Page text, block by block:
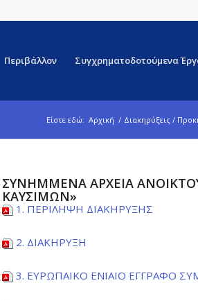
Περιβάλλον Συγχρηματοδοτούμενα
Είστε εδώ: Αρχική / Διακηρύξεις /
ΣΥΝΗΜΜΕΝΑ ΑΡΧΕΙΑ
ΚΑΥΣΙΜΩΝ»
1. ΠΕΡΙΛΗΨΗ ΔΙΑΚΗΡΥΞΗΣ
2. ΔΙΑΚΗΡΥΞΗ
3. ΕΥΡΩΠΑΙΚΟ ΕΝΙΑΙΟ ΕΓΓΡΑΦΟ